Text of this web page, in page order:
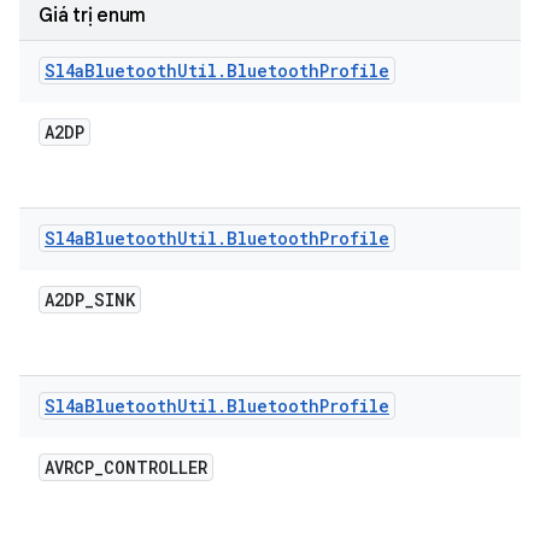
Giá trị enum
Sl4aBluetoothUtil . BluetoothProfile
A2DP
Sl4aBluetoothUtil . BluetoothProfile
A2DP_SINK
Sl4aBluetoothUtil . BluetoothProfile
AVRCP_CONTROLLER